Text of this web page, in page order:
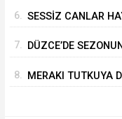
6. SESSİZ CANLAR
7. DÜZCE’DE
8. MERAKI TUTKUYA